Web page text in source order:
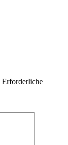
Erforderliche